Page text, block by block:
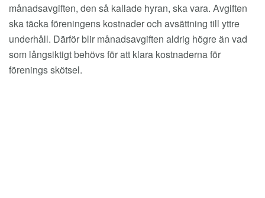
månadsavgiften, den så kallade hyran, ska vara. Avgiften
ska täcka föreningens kostnader och avsättning till yttre
underhåll. Därför blir månadsavgiften aldrig högre än vad
som långsiktigt behövs för att klara kostnaderna för
förenings skötsel.